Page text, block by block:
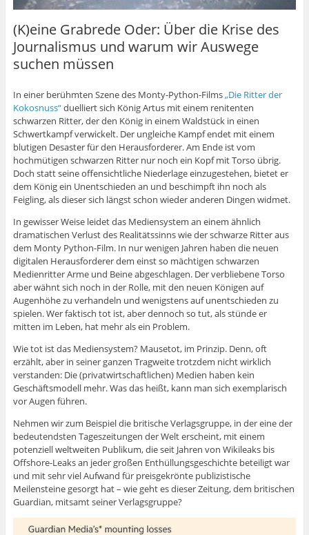
(K)eine Grabrede Oder: Über die Krise des
Journalismus und warum wir Auswege
suchen müssen
In einer berühmten Szene des Monty-Python-Films„Die Ritter der
Kokosnuss“duelliert sich König Artus mit einem renitenten
schwarzen Ritter, der den König in einem Waldstück in einen
Schwertkampf verwickelt. Der ungleiche Kampf endet mit einem
blutigen Desaster für den Herausforderer. Am Ende ist vom
hochmütigen schwarzen Ritter nur noch ein Kopf mit Torso übrig.
Doch statt seine offensichtliche Niederlage einzugestehen, bietet er
dem König ein Unentschieden an und beschimpft ihn noch als
Feigling, als dieser sich längst schon wieder anderen Dingen widmet.
In gewisser Weise leidet das Mediensystem an einem ähnlich
dramatischen Verlust des Realitätssinns wie der schwarze Ritter aus
dem Monty Python-Film. In nur wenigen Jahren haben die neuen
digitalen Herausforderer dem einst so mächtigen schwarzen
Medienritter Arme und Beine abgeschlagen. Der verbliebene Torso
aber wähnt sich noch in der Rolle, mit den neuen Königen auf
Augenhöhe zu verhandeln und wenigstens auf unentschieden zu
spielen. Wer faktisch tot ist, aber dennoch so tut, als stünde er
mitten im Leben, hat mehr als ein Problem.
Wie tot ist das Mediensystem? Mausetot, im Prinzip. Denn, oft
erzählt, aber in seiner ganzen Tragweite trotzdem nicht wirklich
verstanden: Die (privatwirtschaftlichen) Medien haben kein
Geschäftsmodell mehr. Was das heißt, kann man sich exemplarisch
vor Augen führen.
Nehmen wir zum Beispiel die britische Verlagsgruppe, in der eine der
bedeutendsten Tageszeitungen der Welt erscheint, mit einem
potenziell weltweiten Publikum, die seit Jahren von Wikileaks bis
Offshore-Leaks an jeder großen Enthüllungsgeschichte beteiligt war
und mit sehr viel Aufwand für preisgekrönte publizistische
Meilensteine gesorgt hat – wie geht es dieser Zeitung, dem britischen
Guardian, mitsamt seiner Verlagsgruppe?